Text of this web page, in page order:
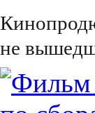
не